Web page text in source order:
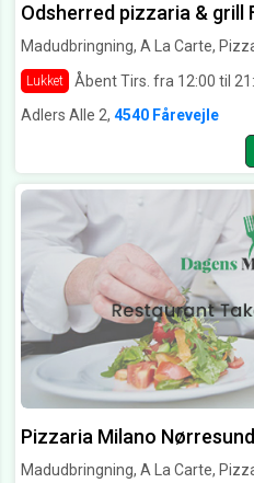
Odsherred pizzaria & grill
Madudbringning, A La Carte,
Lukket
Åbent Tirs. fra 12:00 til
Adlers Alle 2, 4540 Fårevejle
Pizzaria Milano
Madudbringning, A La Carte,